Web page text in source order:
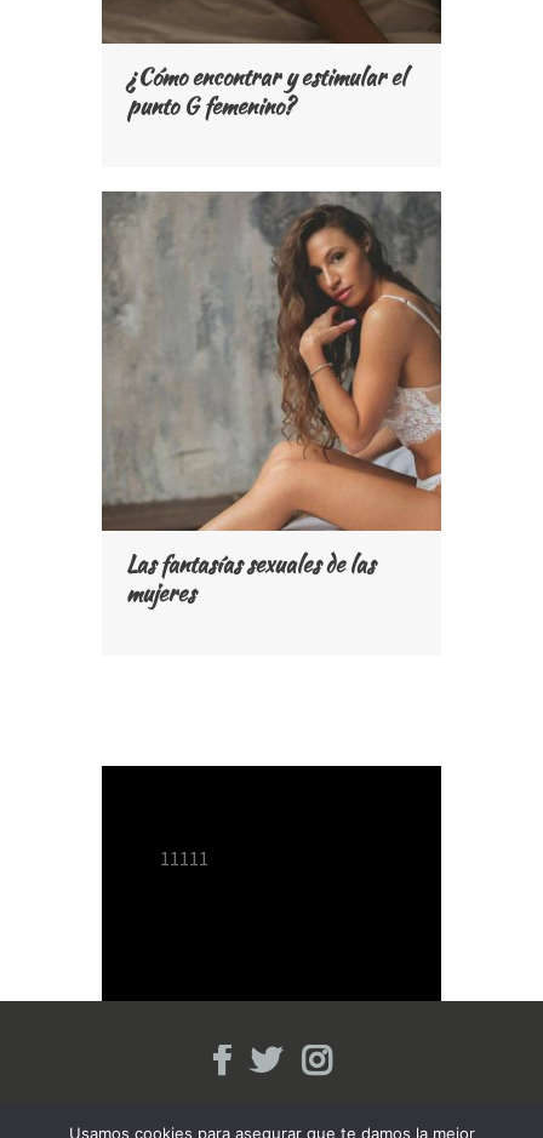
¿Cómo encontrar y estimular el
punto G femenino?
Las fantasías sexuales de las
mujeres
11111
Usamos cookies para asegurar que te damos la mejor